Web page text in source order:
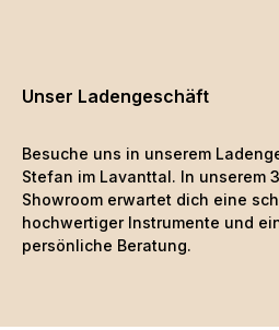
Unser Ladengeschäft
Besuche uns in unserem
Stefan im Lavanttal. In unserem
Showroom erwartet dich eine
hochwertiger Instrumente und
persönliche Beratung.